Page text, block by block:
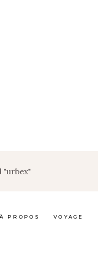
"urbex"
À PROPOS VOYAGE